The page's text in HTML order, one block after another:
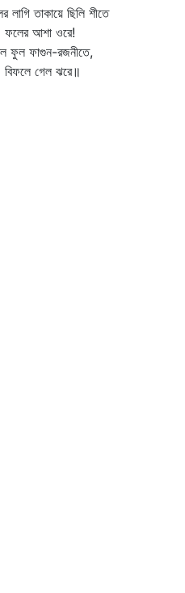
লাগি তাকায়ে ছিলি শীতে
আশা ওরে!
ফুল ফাগুন-রজনীতে,
গেল ঝরে॥